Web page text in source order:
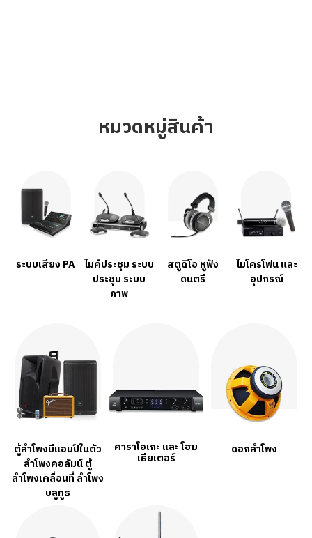
หมวดหมู่สินค้า
ระบบเสียง PA ไมค์ประชุม ระบบ
ประชุม ระบบ
ภาพ
สตูดิโอ หูฟัง
ดนตรี
ไมโครโฟน และ
อุปกรณ์
ตู้ลำโพงมีแอมป์ในตัว
ลำโพงคอลัมน์ ตู้
ลำโพงเคลื่อนที่ ลำโพง
บลูทูธ
คาราโอเกะ และ โฮม
เธียเตอร์
ดอกลำโพง